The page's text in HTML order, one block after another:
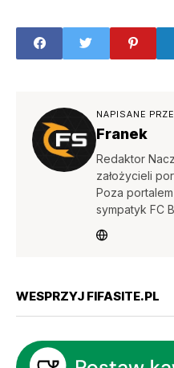
NAPISANE
Franek
Redaktor
założycieli
Poza
sympatyk FC
WESPRZYJ FIFASITE.PL